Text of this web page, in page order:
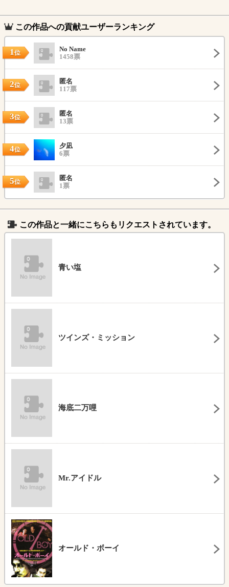
この作品への貢献ユーザーランキング
1位
No Name
1458票
2位
匿名
117票
3位
匿名
13票
4位
夕凪
6票
5位
匿名
1票
この作品と一緒にこちらもリクエストされています。
青い塩
ツインズ・ミッション
海底二万哩
Mr.アイドル
オールド・ボーイ